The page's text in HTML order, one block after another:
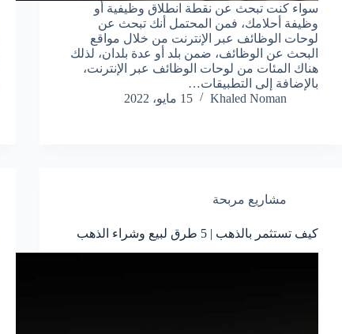
سواء كنت تبحث عن نقطة انطلاق وظيفية أو
وظيفة أحلامك، فمن المحتمل أنك تبحث عن
لوحات الوظائف عبر الإنترنت من خلال مواقع
البحث عن الوظائف، ضمن بلد أو عدة بلدان، لذلك
هناك المئات من لوحات الوظائف عبر الإنترنت،
بالإضافة إلى التطبيقات…
Khaled Noman
15 مايو، 2022
مشاريع مربحة
كيف تستثمر بالذهب | 5 طرق لبيع وشراء الذهب